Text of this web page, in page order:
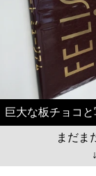
巨大な板チョコ
まだま